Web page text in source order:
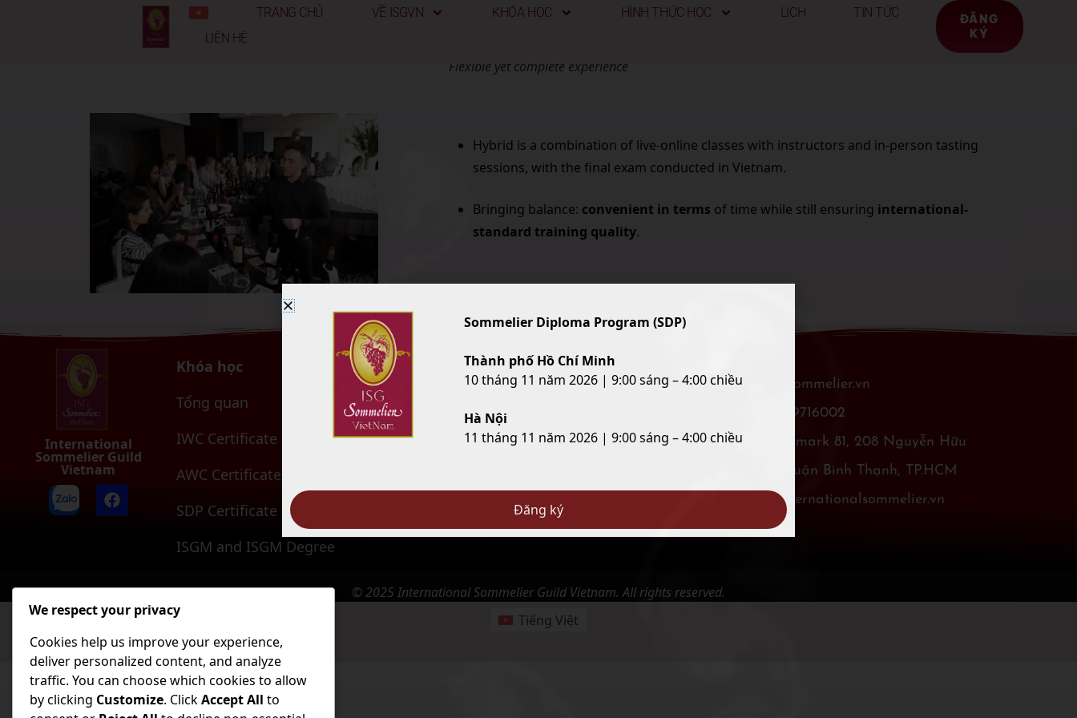
TRANG CHỦ VỀ ISGVN KHÓA HỌC HÌNH THỨC HỌC LỊCH
TIN TỨC
LIÊN HỆ
ĐĂNG
KÝ
Flexible yet complete experience
Hybrid is a combination of live-online classes with instructors and in-person tasting
sessions, with the final exam conducted in Vietnam.
Bringing balance: convenient in terms of time while still ensuring international-
standard training quality.
International
Sommelier Guild
Vietnam
Khóa học
Tổng quan
IWC Certificate
AWC Certificate
SDP Certificate
ISGM and ISGM Degree
Đăng ký & Lịch thi
Đăng ký khóa học
Lịch thi chứng chỉ
Hỗ trợ
FAQ
www.isgsommelier.vn
+84-28-39716002
11F Landmark 81, 208 Nguyễn Hữu
Cảnh, Quận Bình Thạnh, TP.HCM
info@internationalsommelier.vn
© 2025 International Sommelier Guild Vietnam. All rights reserved.
We respect your privacy
Cookies help us improve your experience,
deliver personalized content, and analyze
traffic. You can choose which cookies to allow
by clicking Customize. ClickAccept All to
Tiếng Việt
Sommelier Diploma Program (SDP)
Thành phố Hồ Chí Minh
10 tháng 11 năm 2026 | 9:00 sáng – 4:00 chiều
Hà Nội
11 tháng 11 năm 2026 | 9:00 sáng – 4:00 chiều
Đăng ký